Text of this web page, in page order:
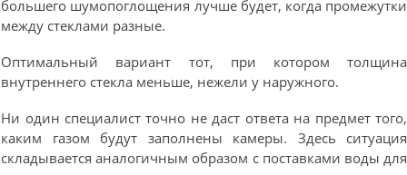
большего шумопоглощения лучше будет, когда промежутки
между стеклами разные.
Оптимальный вариант тот, при котором толщина
внутреннего стекла меньше, нежели у наружного.
Ни один специалист точно не даст ответа на предмет того,
каким газом будут заполнены камеры. Здесь ситуация
складывается аналогичным образом с поставками воды для